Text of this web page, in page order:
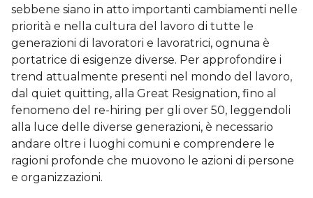
sebbene siano in atto importanti cambiamenti nelle
priorità e nella cultura del lavoro di tutte le
generazioni di lavoratori e lavoratrici, ognuna è
portatrice di esigenze diverse. Per approfondire i
trend attualmente presenti nel mondo del lavoro,
dal quiet quitting, alla Great Resignation, fino al
fenomeno del re-hiring per gli over 50, leggendoli
alla luce delle diverse generazioni, è necessario
andare oltre i luoghi comuni e comprendere le
ragioni profonde che muovono le azioni di persone
e organizzazioni.